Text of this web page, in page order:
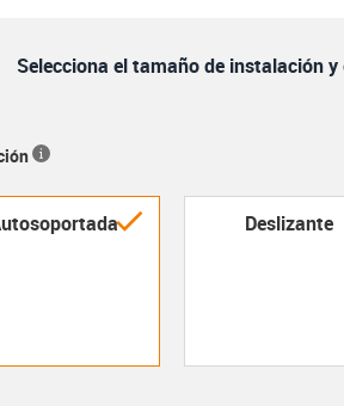
Selecciona el tamaño de instalación y
igus-icon-checkDeslizante